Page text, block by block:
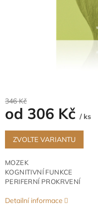
346 Kč
od 306 Kč / ks
Měrná
cena:
ZVOLTE VARIANTU
MOZEK
KOGNITIVNÍ FUNKCE
PERIFERNÍ PROKRVENÍ
Detailní informace